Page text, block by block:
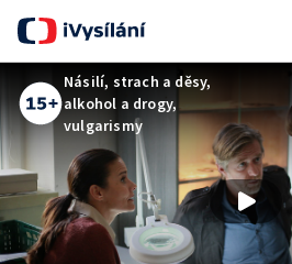
Násilí, strach a děsy,
alkohol a drogy,
vulgarismy